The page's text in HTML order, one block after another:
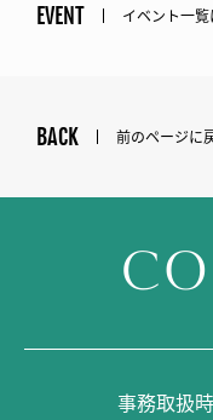
EVENT イベント一
BACK 前のページに
事務取扱